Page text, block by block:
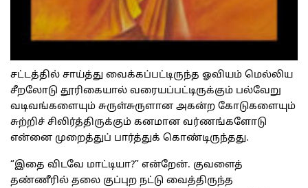
சட்டத்தில் சாய்த்து வைக்கப்பட்டிருந்த ஓவியம் மெல்லிய
சீறலோடு தூரிகையால் வரையப்பட்டிருக்கும் பல்வேறு
வடிவங்களையும் சுருள்சுருளான அகன்ற கோடுகளையும்
சுற்றிச் சிலிர்த்திருக்கும் கனமான வர்ணங்களோடு
என்னை முறைத்துப் பார்த்துக் கொண்டிருந்தது.
“இதை விடவே மாட்டியா?” என்றேன். குவளைத்
தண்ணீரில் தலை குப்புற நட்டு வைத்திருந்த